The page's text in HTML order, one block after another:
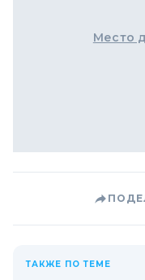
Место
ТАКЖЕ ПО ТЕМЕ